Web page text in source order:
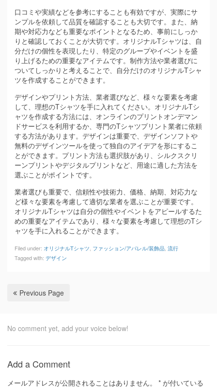
口コミや実績などを参考にすることも有効ですが、実際にサ
ンプルを依頼して品質を確認することも大切です。また、納
期や対応力なども重要なポイントとなるため、事前にしっか
りと確認しておくことが大切です。オリジナルTシャツは、自
分だけの個性を表現したり、特定のグループやイベントを盛
り上げるための重要なアイテムです。制作方法や業者選びに
ついてしっかりと考えることで、自分だけのオリジナルTシャ
ツを作成することができます。
デザインやプリント方法、業者選びなど、様々な要素を考慮
して、理想のTシャツを手に入れてください。オリジナルTシ
ャツを作成する方法には、オンラインのプリントオンデマン
ドサービスを利用するか、専門のTシャツプリント業者に依頼
する方法があります。デザインは重要で、デザインソフトや
無料のデザインツールを使って独自のアイデアを形にするこ
とができます。プリント方法も選択肢があり、シルクスクリ
ーンプリントやデジタルプリントなど、用途に適した方法を
選ぶことがポイントです。
業者選びも重要で、信頼性や技術力、価格、納期、対応力な
ど様々な要素を考慮して適切な業者を選ぶことが重要です。
オリジナルTシャツは自分の個性やイベントをアピールするた
めの重要なアイテムであり、様々な要素を考慮して理想のTシ
ャツを手に入れることができます。
Filed under: オリジナルTシャツ ファッション/アパレル/装飾品 流行
Tagged with: デザイン
Previous Page
No comment yet, add your voice below!
Add a Comment
メールアドレスが公開されることはありません。 * が付いている